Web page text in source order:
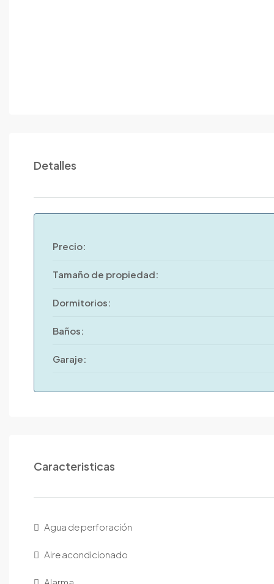
Detalles
Precio:
Tamaño de propiedad:
Dormitorios:
Baños:
Garaje:
Caracteristicas
Agua de perforación
Aire acondicionado